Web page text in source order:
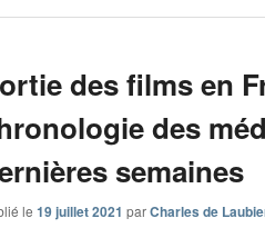
des films en
des
semaines
le 19 juillet 2021 parCharles de